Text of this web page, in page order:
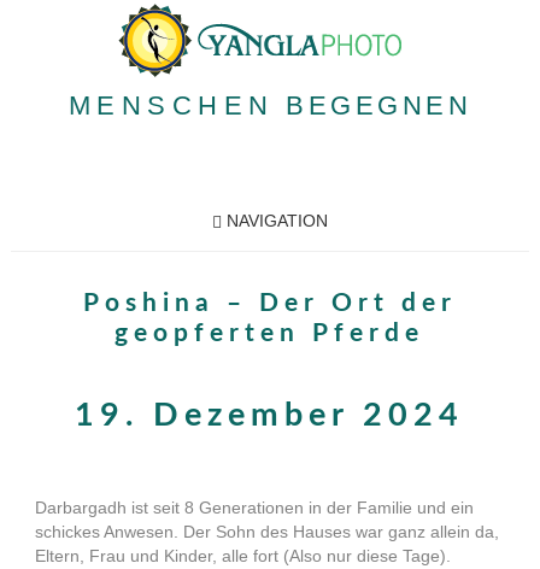
MENSCHEN BEGEGNEN
NAVIGATION
Poshina – Der Ort der
geopferten Pferde
19. Dezember 2024
Darbargadh ist seit 8 Generationen in der Familie und ein
schickes Anwesen. Der Sohn des Hauses war ganz allein da,
Eltern, Frau und Kinder, alle fort (Also nur diese Tage).